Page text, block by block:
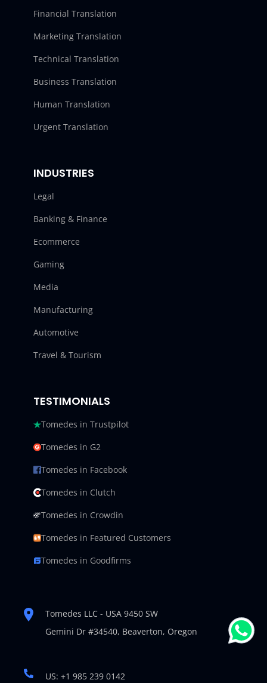
Financial Translation
Marketing Translation
Technical Translation
Business Translation
Human Translation
Urgent Translation
INDUSTRIES
Legal
Banking & Finance
Ecommerce
Gaming
Media
Manufacturing
Automotive
Travel & Tourism
TESTIMONIALS
Tomedes in Trustpilot
Tomedes in G2
Tomedes in Facebook
Tomedes in Clutch
Tomedes in Crowdin
Tomedes in Featured Customers
Tomedes in Goodfirms
Tomedes LLC - USA 9450 SW
Gemini Dr #34540, Beaverton, Oregon
US: +1 985 239 0142